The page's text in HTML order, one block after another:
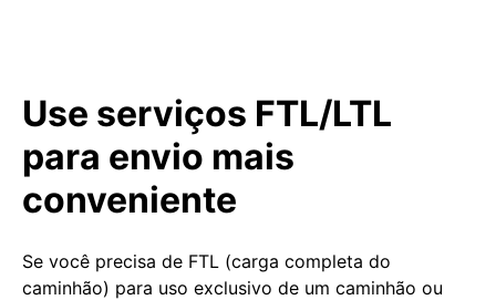
Use serviços FTL/LTL
para envio mais
conveniente
Se você precisa de FTL (carga completa do
caminhão) para uso exclusivo de um caminhão ou